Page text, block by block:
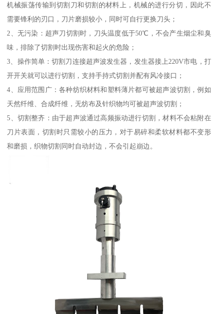
机械振荡传输到切割刀和切割的材料上，机械的进行分切，因此不
需要锋利的刃口，刀片磨损较小，同时可自行更换刀头；
2、无污染：超声刀切割时，刀头温度低于50℃，不会产生烟尘和臭
味，排除了切割时出现伤害和起火的危险；
3、操作简单：切割刀连接超声波发生器，发生器接上220V市电，打
开开关就可以进行切割，支持手持式切割并配有风冷接口；
4、应用范围广：各种纺织材料和塑料薄片都可被超声波切割，例如
天然纤维、合成纤维，无纺布及针织物均可被超声波切割；
5、切割整齐：由于超声波通过高频振动进行切割，材料不会粘附在
刀片表面，切割时只需较小的压力，对于易碎和柔软材料都不变形
和磨损，织物切割同时自动封边，不会引起崩边。